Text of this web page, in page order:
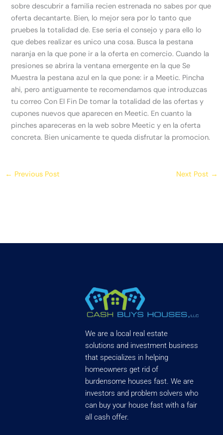
sobre descubrir a familia recien estrenada no sabes por que
oferta decantarte. Bien, lo mejor sera por lo tanto que
pruebes la totalidad de. Ese seri­a el consejo y para ello lo
que debes realizar es unico una cosa. Busca la pestana
naranja en la que pone ir a la oferta en comercio. Cuando la
presiones se abrira la ventana emergente en la que Se
Muestra la pestana azul en la que pone: ir a Meetic. Pincha
ahi, pero antiguamente te recomendamos que introduzcas
tu correo Con El Fin De tomar la totalidad de las ofertas y
cupones nuevos que aparecen en Meetic. En cuanto la
pinches apareceras en la web sobre Meetic y en la oferta
concreta. Bien unicamente te queda disfrutar la promocion.
← Previous Post Next Post →
We are a local real estate
solutions and investment business
that specializes in helping
homeowners get rid of
burdensome houses fast. We are
investors and problem solvers who
can buy your house fast with a fair
all cash offer.